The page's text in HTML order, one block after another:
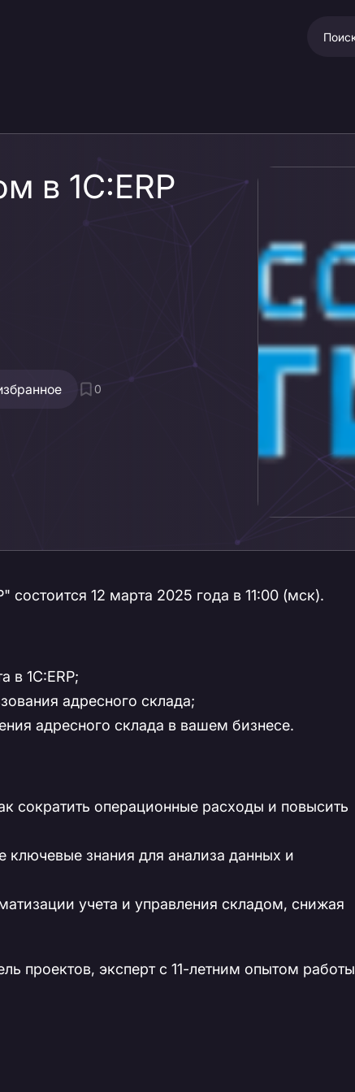
в 1С:ERP
0
состоится 12 марта 2025 года в 11:00 (мск).
в 1С:ERP;
адресного склада;
адресного склада в вашем бизнесе.
сократить операционные расходы и повысить
знания для анализа данных и
учета и управления складом, снижая
проектов, эксперт с 11-летним опытом работы